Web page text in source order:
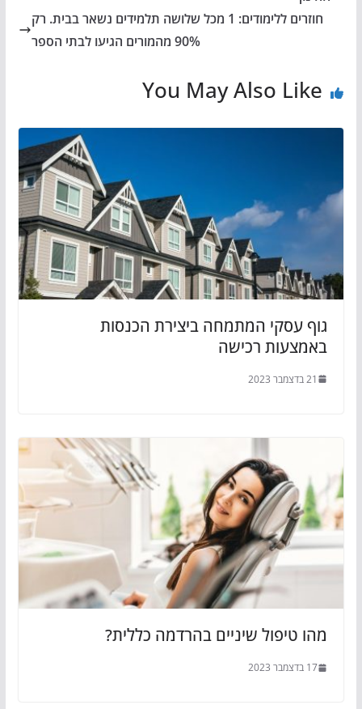
חוזרים ללימודים: 1 מכל שלושה תלמידים נשאר בבית. רק
90% מהמורים הגיעו לבתי הספר
You May Also Like
גוף עסקי המתמחה ביצירת הכנסות
באמצעות רכישה
21 בדצמבר 2023
מהו טיפול שיניים בהרדמה כללית?
17 בדצמבר 2023